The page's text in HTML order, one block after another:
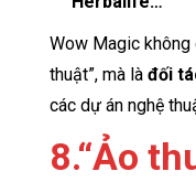
Wow Magic không
thuật”, mà là đối
các dự án nghệ
8.“Ảo